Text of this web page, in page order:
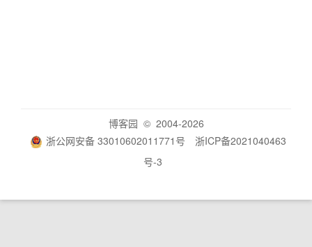
博客园 © 2004-2026
浙公网安备 33010602011771号
浙ICP备2021040463
号-3